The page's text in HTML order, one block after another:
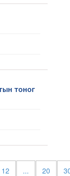
тоног
12 ... 20